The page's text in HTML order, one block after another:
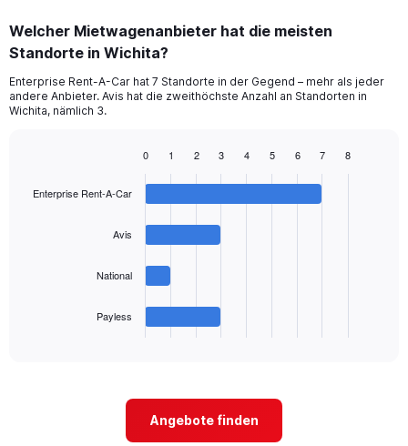
Range:
5
The
chart
displaying
Welcher Mietwagenanbieter hat die meisten
Standorte in Wichita?
Enterprise Rent-A-Car hat 7 Standorte in der Gegend – mehr als jeder
andere Anbieter. Avis hat die zweithöchste Anzahl an Standorten in
Wichita, nämlich 3.
with
Enterprise Rent-A-Car
Avis
National
Payless
0 1 2 3 4 5 6 7 8
Angebote finden